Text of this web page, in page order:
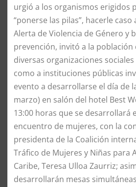
urgió a los organismos erigidos
“ponerse las pilas”, hacerle
Alerta de Violencia de Género y
prevención, invitó a la población
diversas organizaciones
como a instituciones públicas
evento a desarrollarse el día de
marzo) en salón del hotel Best
13:00 horas que se desarrollará
encuentro de mujeres, con la
presidenta de la Coalición
Tráfico de Mujeres y Niñas para
Caribe, Teresa Ulloa Zaurriz;
desarrollarán mesas